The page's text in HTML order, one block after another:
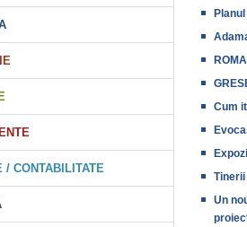
/ CONTABILITATE
Cum
Un